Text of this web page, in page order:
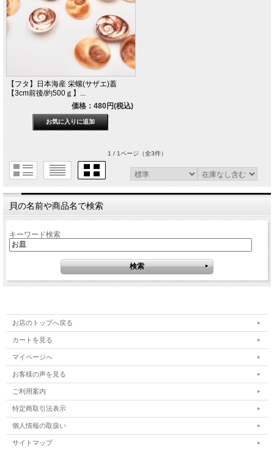
【フタ】日本海産 栄螺(サザエ)蓋
【3cm前後/約500ｇ】...
価格：480円(税込)
1 / 1ページ（全3件）
貝の名前や商品名で検索
キーワード検索
お店のトップへ戻る
カートを見る
マイページへ
お客様の声を見る
ご利用案内
特定商取引法表示
個人情報の取扱い
サイトマップ